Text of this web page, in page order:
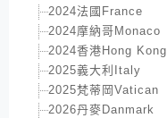
2024法國France
2024摩納哥Monaco
2024香港Hong Kong
2025義大利Italy
2025梵蒂岡Vatican
2026丹麥Danmark